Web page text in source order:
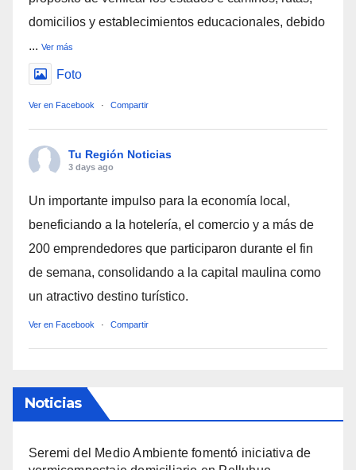
domicilios y establecimientos educacionales, debido
... Ver más
Foto
Ver en Facebook · Compartir
Tu Región Noticias
3 days ago
Un importante impulso para la economía local,
beneficiando a la hotelería, el comercio y a más de
200 emprendedores que participaron durante el fin
de semana, consolidando a la capital maulina como
un atractivo destino turístico.
Ver en Facebook · Compartir
Noticias
Seremi del Medio Ambiente fomentó iniciativa de